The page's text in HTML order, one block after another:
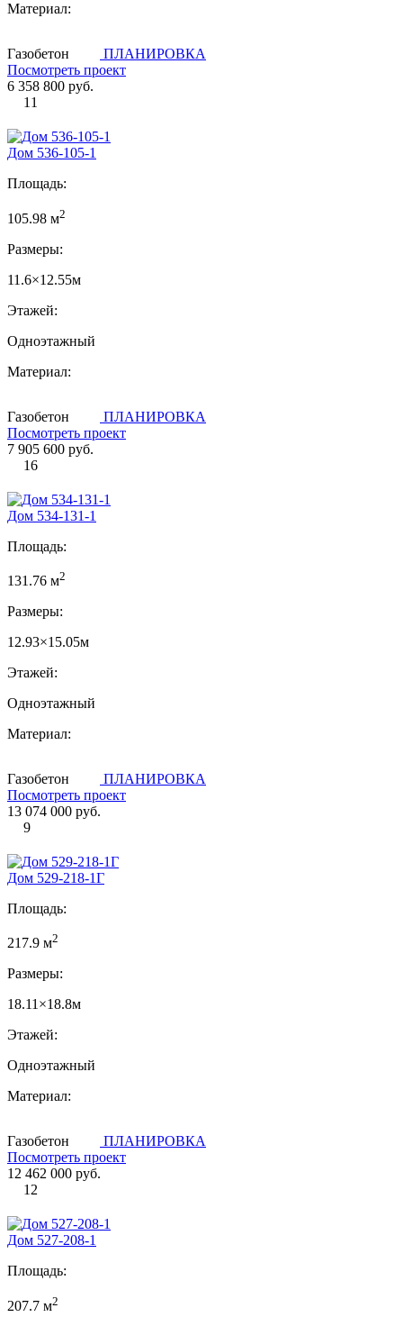
Материал:
Газобетон
ПЛАНИРОВКА
Посмотреть проект
6 358 800 руб.
11
Дом 536-105-1
Площадь:
105.98 м2
Размеры:
11.6×12.55м
Этажей:
Одноэтажный
Материал:
Газобетон
ПЛАНИРОВКА
Посмотреть проект
7 905 600 руб.
16
Дом 534-131-1
Площадь:
131.76 м2
Размеры:
12.93×15.05м
Этажей:
Одноэтажный
Материал:
Газобетон
ПЛАНИРОВКА
Посмотреть проект
13 074 000 руб.
9
Дом 529-218-1Г
Площадь:
217.9 м2
Размеры:
18.11×18.8м
Этажей:
Одноэтажный
Материал:
Газобетон
ПЛАНИРОВКА
Посмотреть проект
12 462 000 руб.
12
Дом 527-208-1
Площадь:
207.7 м2